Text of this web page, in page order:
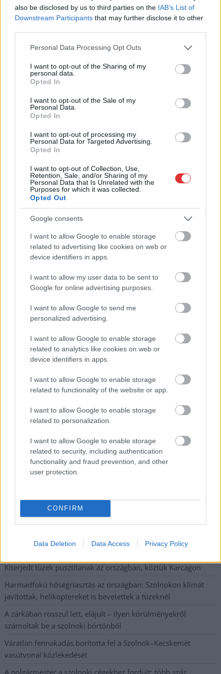
also be disclosed by us to third parties on the IAB’s List of
Downstream Participants that may further disclose it to other
Please note that this website/app uses one or more Google
not limited to your visit or usage behaviour. You may click to
grant or deny consent to Google and its third-party tags to
use your data for below specified purposes in below Google
consent section.
Personal Data Processing Opt Outs
I want to opt-out of the Sharing of my
personal data.
Opted In
I want to opt-out of the Sale of my
Personal Data.
Opted In
I want to opt-out of processing my
Personal Data for Targeted Advertising.
Opted In
I want to opt-out of Collection, Use,
Retention, Sale, and/or Sharing of my
Personal Data that Is Unrelated with the
Purposes for which it was collected.
Opted Out
Google consents
I want to allow Google to enable storage
related to advertising like cookies on web or
device identifiers in apps.
I want to allow my user data to be sent to
Google for online advertising purposes.
I want to allow Google to send me
personalized advertising.
I want to allow Google to enable storage
related to analytics like cookies on web or
device identifiers in apps.
I want to allow Google to enable storage
related to functionality of the website or app.
I want to allow Google to enable storage
related to personalization.
I want to allow Google to enable storage
related to security, including authentication
functionality and fraud prevention, and other
user protection.
CONFIRM
Data Deletion Data Access Privacy Policy
Megismertem és elfogadom aGDPR-szabályzat ot
Nem szeretne lemaradni semmiről? Csak egy kattintás, és hírlevelünk a
legfrissebb információkkal és exkluzív tartalmakkal hétről hétre
postaládájába érkezik!
A SZOL24 legfrissebb 24 cikke
Szolnokon egy kulcsfontosságú körforgalmat részlegesen
lezárnak a napokban, a közlekedés az átlagost is meghaladó
Elromlott a biztosítóberendezés a ceglédi vasútvonalon,
alapos késések alakultak ki a menetrendhez képest,
kimaradás is előfordult
Ön szerint hogy készül a hamisítatlan szolnoki habos isler?
Országos ellenőrzés indult a hazai akkumulátoripari
üzemekben
Az idei év leglassabb növekedését hozta a június a
kiskereskedelemben
Györfi Mihály több tucat vállalkozással egyeztetett a
kerékpárgyár dolgozóinak megsegítéséről
41 fok fölé forrósodott az ország, Szolnokon pedig egy másik
rekord is megdőlt
Egy telefonhívást akart, végül rendőrök vitték el a mezőtúri
A Tisza kormány minisztere újabb nagy változásokról döntött
a közoktatásban – például az iskolaigazgatók visszakapják
Sok volt az igazolatlan hiányzás, Pócs János fizetéslevonást
A Szolnok megyei gazdák nagyon nem akarták a JÉGER
további üzemeltetését
élhető város
Napokon belül megválasztja az új köztársasági elnököt az
Kiterjedt tüzek pusztítanak az országban, köztük Karcagon
Harmadfokú hőségriasztás az országban: Szolnokon klímát
javítottak, helikoptereket is bevetettek a tüzeknél
A zárkában rosszul lett, elájult – ilyen körülményekről
számoltak be a szolnoki börtönből
Váratlan fennakadás borította fel a Szolnok–Kecskemét
vasútvonal közlekedését
A polgármester a szolnoki cégekhez fordult: több száz